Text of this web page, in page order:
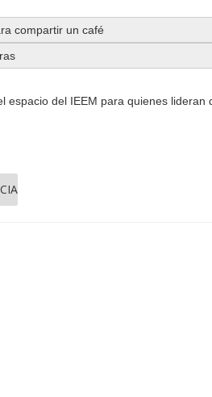
compartir un café
espacio del IEEM para quienes